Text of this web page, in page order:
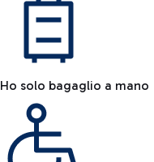
Ho solo bagaglio a mano